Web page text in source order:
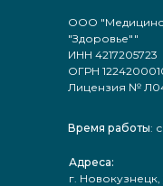
ООО
"Здоровье""
ИНН 4217205723
ОГРН
Лицензия №
Время работы:
Адреса:
г. Новокузнецк,